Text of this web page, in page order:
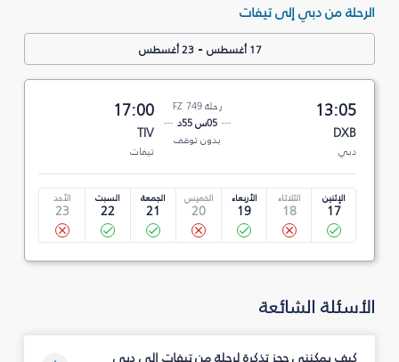
الرحلة من دبي إلى تيفات
17 أغسطس -23 أغسطس
13:05
DXB
دبي
رحلة FZ 749
05س 55د
بدون توقف
17:00
TIV
تيفات
الإثنين
17
الثلاثاء
18
الأربعاء
19
الخميس
20
الجمعة
21
السبت
22
الأحد
23
الأسئلة الشائعة
كيف يمكنني حجز تذكرة لرحلة من تيفات إلى دبي